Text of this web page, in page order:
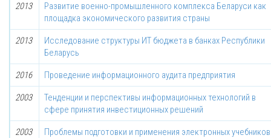
2013
Развитие военно-промышленного комплекса Беларуси как
площадка экономического развития страны
2013
Исследование структуры ИТ бюджета в банках Республики
Беларусь
2016 Проведение информационного аудита предприятия
2003
Тенденции и перспективы информационных технологий в
сфере принятия инвестиционных решений
2003 Проблемы подготовки и применения электронных учебников